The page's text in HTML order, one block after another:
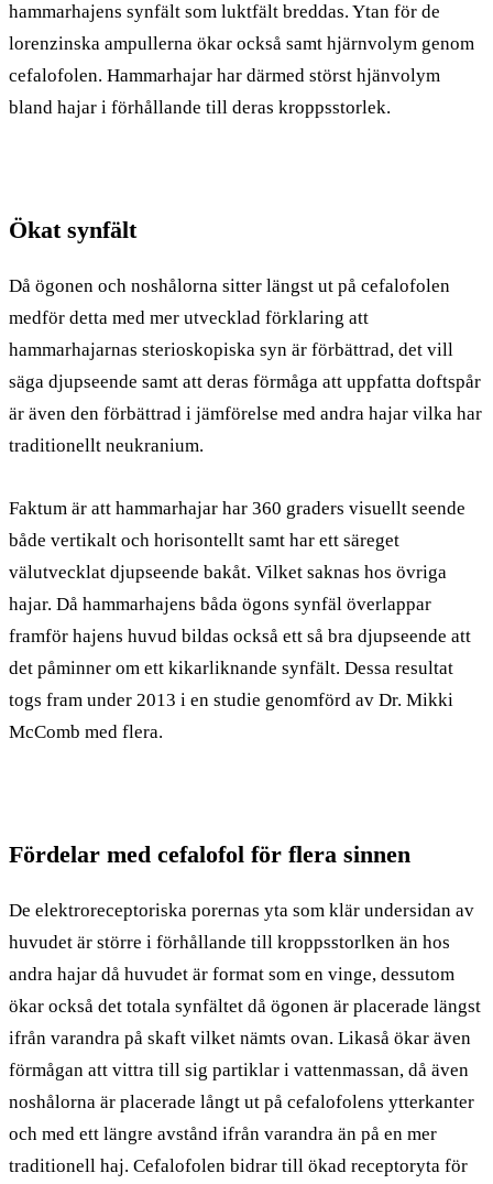
hammarhajens synfält som luktfält breddas. Ytan för de
lorenzinska ampullerna ökar också samt hjärnvolym genom
cefalofolen. Hammarhajar har därmed störst hjänvolym
bland hajar i förhållande till deras kroppsstorlek.
Ökat synfält
Då ögonen och noshålorna sitter längst ut på cefalofolen
medför detta med mer utvecklad förklaring att
hammarhajarnas sterioskopiska syn är förbättrad, det vill
säga djupseende samt att deras förmåga att uppfatta doftspår
är även den förbättrad i jämförelse med andra hajar vilka har
traditionellt neukranium.
Faktum är att hammarhajar har 360 graders visuellt seende
både vertikalt och horisontellt samt har ett säreget
välutvecklat djupseende bakåt. Vilket saknas hos övriga
hajar. Då hammarhajens båda ögons synfäl överlappar
framför hajens huvud bildas också ett så bra djupseende att
det påminner om ett kikarliknande synfält. Dessa resultat
togs fram under 2013 i en studie genomförd av Dr. Mikki
McComb med flera.
Fördelar med cefalofol för flera sinnen
De elektroreceptoriska porernas yta som klär undersidan av
huvudet är större i förhållande till kroppsstorlken än hos
andra hajar då huvudet är format som en vinge, dessutom
ökar också det totala synfältet då ögonen är placerade längst
ifrån varandra på skaft vilket nämts ovan. Likaså ökar även
förmågan att vittra till sig partiklar i vattenmassan, då även
noshålorna är placerade långt ut på cefalofolens ytterkanter
och med ett längre avstånd ifrån varandra än på en mer
traditionell haj. Cefalofolen bidrar till ökad receptoryta för